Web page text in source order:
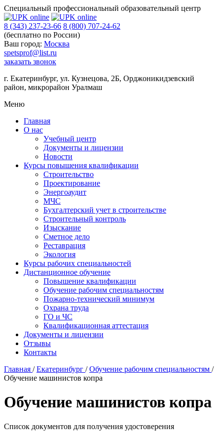
Специальный профессиональный образовательный центр
8 (343) 237-23-66 8 (800) 707-24-62
(бесплатно по России)
Ваш город: Москва
spetsprof@list.ru
заказать звонок
г. Екатеринбург, ул. Кузнецова, 2Б, Орджоникидзевский
район, микрорайон Уралмаш
Меню
Главная
О нас
Учебный центр
Документы и лицензии
Новости
Курсы повышения квалификации
Строительство
Проектирование
Энергоаудит
МЧС
Бухгалтерский учет в строительстве
Строительный контроль
Изыскание
Сметное дело
Реставрация
Экология
Курсы рабочих специальностей
Дистанционное обучение
Повышение квалификации
Обучение рабочим специальностям
Пожарно-технический минимум
Охрана труда
ГO и ЧС
Квалификационная аттестация
Документы и лицензии
Отзывы
Контакты
Главная /Екатеринбург /Обучение рабочим специальностям /
Обучение машинистов копра
Обучение машинистов копра
Список документов для получения удостоверения